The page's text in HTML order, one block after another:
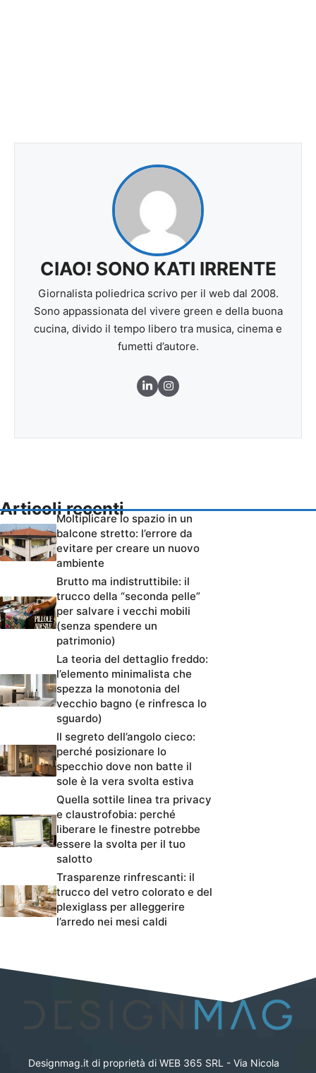
CIAO! SONO KATI IRRENTE
Giornalista poliedrica scrivo per il web dal 2008.
Sono appassionata del vivere green e della buona
cucina, divido il tempo libero tra musica, cinema e
fumetti d’autore.
Articoli recenti
Moltiplicare lo spazio in un
balcone stretto: l’errore da
evitare per creare un nuovo
ambiente
Brutto ma indistruttibile: il
trucco della “seconda pelle”
per salvare i vecchi mobili
(senza spendere un
patrimonio)
La teoria del dettaglio freddo:
l’elemento minimalista che
spezza la monotonia del
vecchio bagno (e rinfresca lo
sguardo)
Il segreto dell’angolo cieco:
perché posizionare lo
specchio dove non batte il
sole è la vera svolta estiva
Quella sottile linea tra privacy
e claustrofobia: perché
liberare le finestre potrebbe
essere la svolta per il tuo
salotto
Trasparenze rinfrescanti: il
trucco del vetro colorato e del
plexiglass per alleggerire
l’arredo nei mesi caldi
Designmag.it di proprietà di WEB 365 SRL - Via Nicola